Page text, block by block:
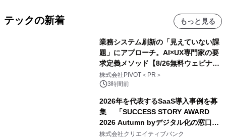
テックの新着 もっと見る
業務システム刷新の「見えていない課
題」にアプローチ。AI×UX専門家の要
求定義メソッド【8/26無料ウェビナ
ー】株式会社PIVOT
株式会社PIVOT＜PR＞
3時間前
2026年を代表するSaaS導入事例を募
集 「SUCCESS STORY AWARD
2026 Autumn byデジタル化の窓口」
開催
株式会社クリエイティブバンク